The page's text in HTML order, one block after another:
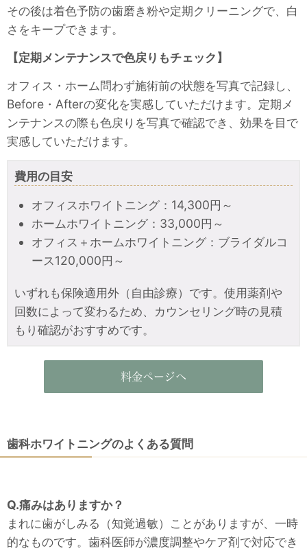
その後は着色予防の歯磨き粉や定期クリーニングで、白
さをキープできます。
【定期メンテナンスで色戻りもチェック】
オフィス・ホーム問わず施術前の状態を写真で記録し、
Before・Afterの変化を実感していただけます。定期メ
ンテナンスの際も色戻りを写真で確認でき、効果を目で
実感していただけます。
費用の目安
オフィスホワイトニング：14,300円～
ホームホワイトニング：33,000円～
オフィス＋ホームホワイトニング：ブライダルコ
ース120,000円～
いずれも保険適用外（自由診療）です。使用薬剤や
回数によって変わるため、カウンセリング時の見積
もり確認がおすすめです。
料金ページへ
歯科ホワイトニングのよくある質問
Q.痛みはありますか？
まれに歯がしみる（知覚過敏）ことがありますが、一時
的なものです。歯科医師が濃度調整やケア剤で対応でき